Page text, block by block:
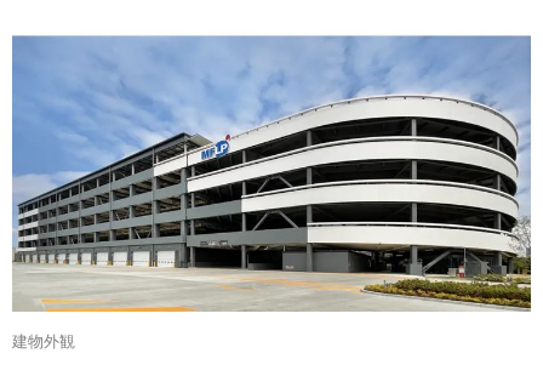
建物外観